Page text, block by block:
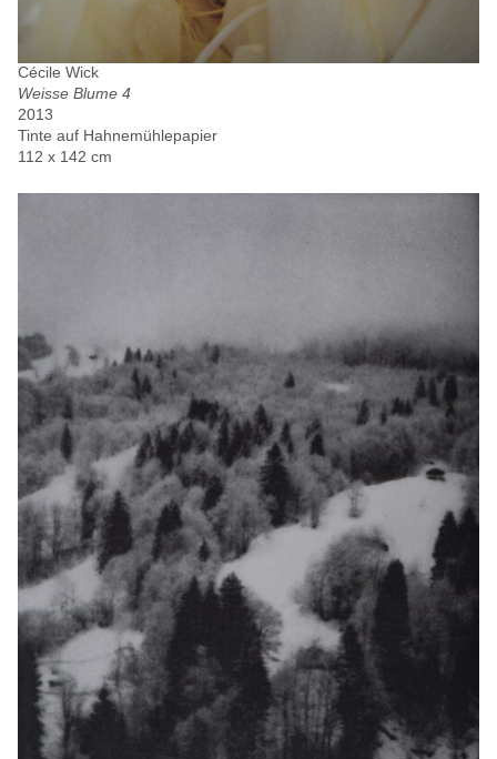
Cécile Wick
Weisse Blume 4
2013
Tinte auf Hahnemühlepapier
112 x 142 cm